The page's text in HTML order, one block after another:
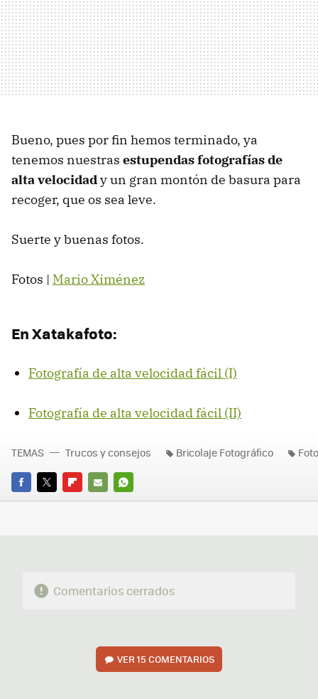
Bueno, pues por fin hemos terminado, ya
tenemos nuestras estupendas fotografías de
alta velocidady un gran montón de basura para
recoger, que os sea leve.
Suerte y buenas fotos.
Fotos | Mario Ximénez
En Xatakafoto:
Fotografía de alta velocidad fácil (I)
Fotografía de alta velocidad fácil (II)
FACEBOOK
TWITTERFLIPBOARD
E-
WHATSAPP
TEMAS Trucos y consejos Bricolaje Fotográfico
Comentarios cerrados
VER15 COMENTARIOS